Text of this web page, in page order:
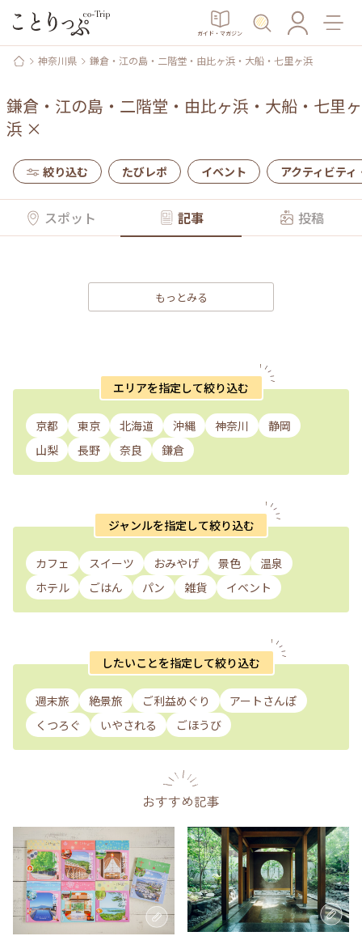
ガイド・マガジン
神奈川県 鎌倉・江の島・二階堂・由比ヶ浜・大船・七里ヶ浜
鎌倉・江の島・二階堂・由比ヶ浜・大船・七里ヶ
浜 ×
絞り込む たびレポ イベント アクティビティ
スポット 記事 投稿
もっとみる
エリアを指定して絞り込む
京都 東京 北海道 沖縄 神奈川
静岡
山梨
長野 奈良 鎌倉
ジャンルを指定して絞り込む
カフェ スイーツ おみやげ 景色
温泉
ホテル
ごはん パン 雑貨 イベント
したいことを指定して絞り込む
週末旅 絶景旅 ご利益めぐり
アートさんぽ
くつろぐ
いやされる ごほうび
おすすめ記事